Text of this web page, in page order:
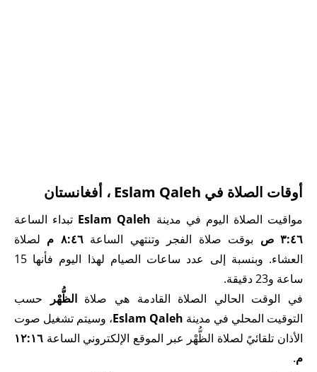
أوقات الصلاة في Eslam Qaleh ، أفغانستان
مواقيت الصلاة اليوم في مدينة Eslam Qaleh تبداء الساعة
٣:٤٦ ص
بوقت صلاة الفجر وتنتهي الساعة٨:٤٦ م
لصلاة
العشاء. وبنسبة إلى عدد ساعات الصيام لهذا اليوم فأنها 15
ساعة و23 دقيقة.
في الوقت الحالي الصلاة القادمة هي صلاةالظُّهْر
حسب
التوقيت المحلي في مدينة Eslam Qaleh، وسيتم تشغيل صوت
الأذان تلقائيً لصلاة الظُّهْر عبر الموقع الإلكتروني الساعة ١٢:١٦
م.